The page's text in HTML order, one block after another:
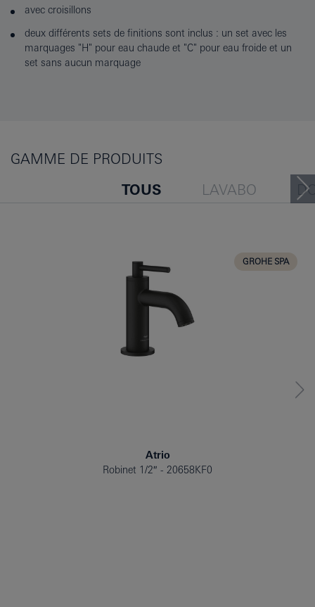
avec croisillons
deux différents sets de finitions sont inclus : un set avec les
marquages "H" pour eau chaude et "C" pour eau froide et un
set sans aucun marquage
GAMME DE PRODUITS
TOUS LAVABO
GROHE SPA
Atrio
Robinet 1/2″
20658KF0